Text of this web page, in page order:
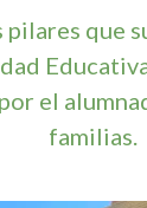
pilares que
el
familias.